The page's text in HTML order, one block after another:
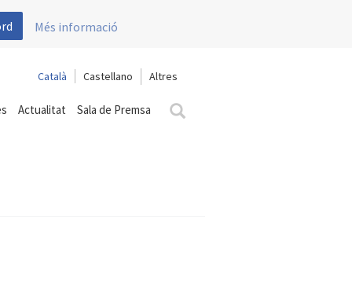
Més informació
Català Castellano
Actualitat Sala de Premsa